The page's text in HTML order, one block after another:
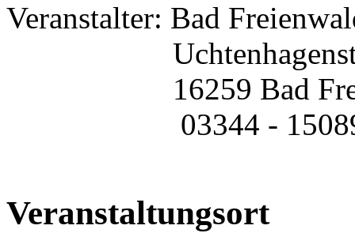
Veranstalter: Bad
16259 Bad
03344 -
Veranstaltungsort